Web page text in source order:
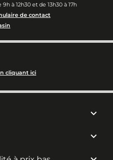
à 12h30 et de 13h30 à 17h
de contact
cliquant ici

